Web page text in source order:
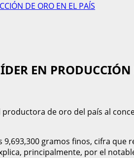
DE ORO EN EL PAÍS
EN PRODUCCIÓN
productora de oro del país al
gramos finos, cifra
principalmente, por el